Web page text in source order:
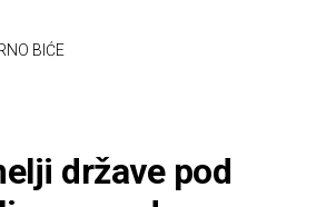
BIĆE
države pod